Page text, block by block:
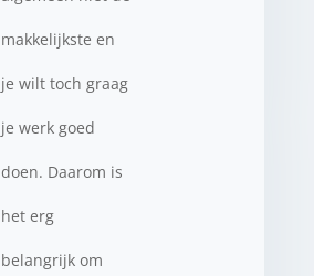
makkelijkste en
je wilt toch graag
je werk goed
doen. Daarom is
het erg
belangrijk om